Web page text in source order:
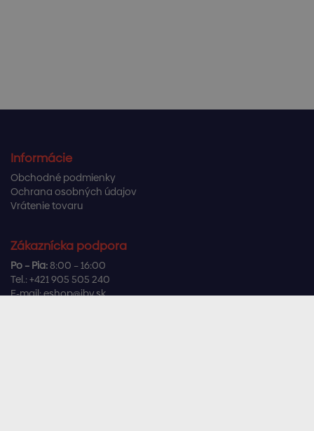
Informácie
Obchodné podmienky
Ochrana osobných údajov
Vrátenie tovaru
Zákaznícka podpora
Po – Pia:8:00 – 16:00
Tel.: +421 905 505 240
E-mail:eshop@ibv.sk